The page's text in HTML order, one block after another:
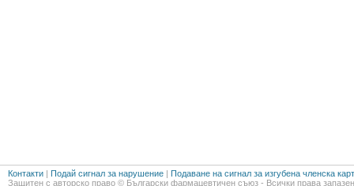
Контакти | Подай сигнал за нарушение | Подаване на сигнал за изгубена членска
Защитен с авторско право © Български фармацевтичен съюз - Всички права